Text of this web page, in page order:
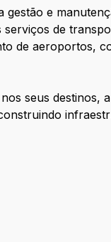
gestão e
de
de aeroportos,
seus